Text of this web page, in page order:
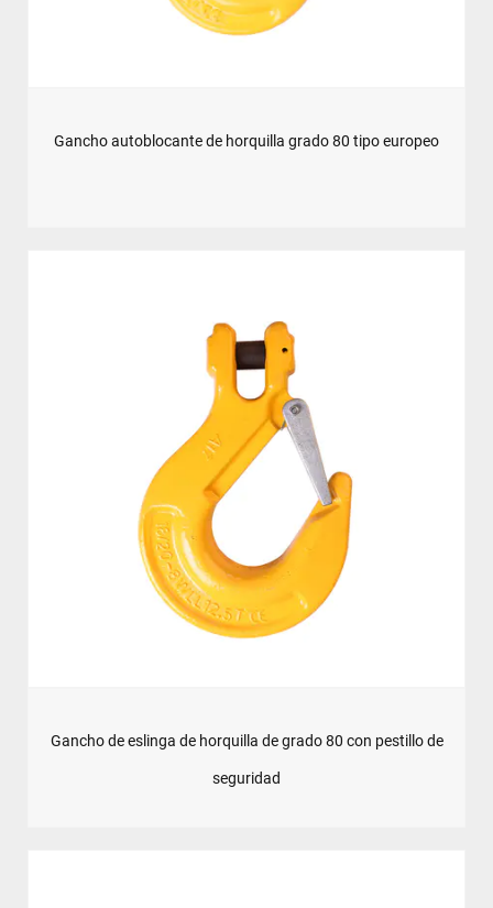
Gancho autoblocante de horquilla grado 80 tipo europeo
Gancho de eslinga de horquilla de grado 80 con pestillo de
seguridad